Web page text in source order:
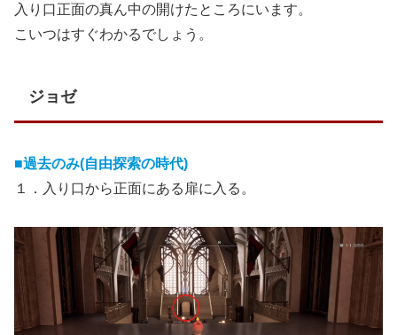
入り口正面の真ん中の開けたところにいます。
こいつはすぐわかるでしょう。
ジョゼ
■過去のみ(自由探索の時代)
１．入り口から正面にある扉に入る。